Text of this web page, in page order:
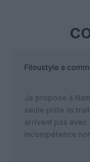
Filoustyle a
Je propose à
seule piste ils
arrivent pas avec
incompétence